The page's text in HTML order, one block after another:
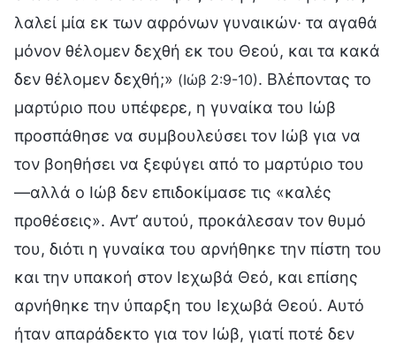
λαλεί μία εκ των αφρόνων γυναικών· τα αγαθά
μόνον θέλομεν δεχθή εκ του Θεού, και τα κακά
δεν θέλομεν δεχθή;» (Ιώβ 2:9-10). Βλέποντας το
μαρτύριο που υπέφερε, η γυναίκα του Ιώβ
προσπάθησε να συμβουλεύσει τον Ιώβ για να
τον βοηθήσει να ξεφύγει από το μαρτύριο του
—αλλά ο Ιώβ δεν επιδοκίμασε τις «καλές
προθέσεις». Αντ’ αυτού, προκάλεσαν τον θυμό
του, διότι η γυναίκα του αρνήθηκε την πίστη του
και την υπακοή στον Ιεχωβά Θεό, και επίσης
αρνήθηκε την ύπαρξη του Ιεχωβά Θεού. Αυτό
ήταν απαράδεκτο για τον Ιώβ, γιατί ποτέ δεν